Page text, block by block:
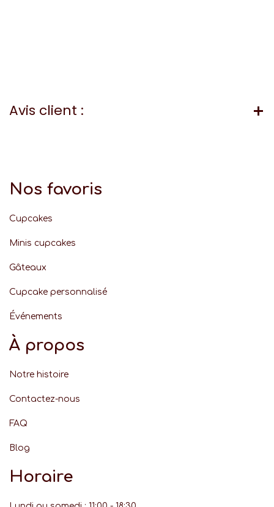
Avis client :
Nos favoris
Cupcakes
Minis cupcakes
Gâteaux
Cupcake personnalisé
Événements
À propos
Notre histoire
Contactez-nous
FAQ
Blog
Horaire